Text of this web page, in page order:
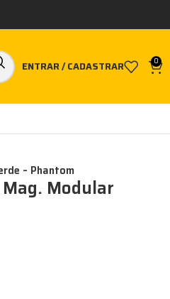
ENTRAR / CADASTRAR 0
– Phantom
Modular